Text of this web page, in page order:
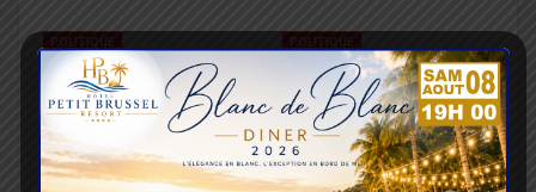
POLITIQUE
Communication
électronique : un
nouveau cadre examiné
en Conseil des ministres
POLITIQUE
Le Parti BATIR mise sur
ses élus locaux pour
renforcer sa présence
sur le terrain